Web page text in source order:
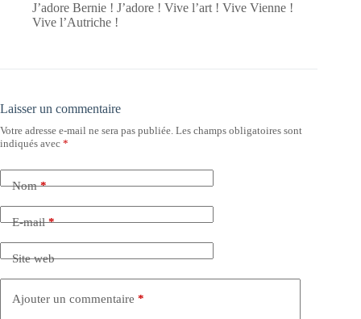
J’adore Bernie ! J’adore ! Vive l’art ! Vive Vienne !
Vive l’Autriche !
Laisser un commentaire
Votre adresse e-mail ne sera pas publiée. Les champs obligatoires sont
indiqués avec *
Nom*
E-mail*
Site web
Ajouter un commentaire *